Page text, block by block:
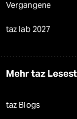
Vergangene
taz lab 2027
Mehr taz
taz Blogs